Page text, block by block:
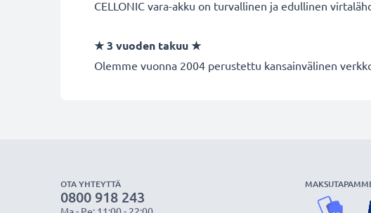
CELLONIC vara-akku on turvallinen ja edullinen
★3 vuoden takuu★
Olemme vuonna 2004 perustettu kansainvälinen
OTA YHTEYTTÄ
0800 918 243